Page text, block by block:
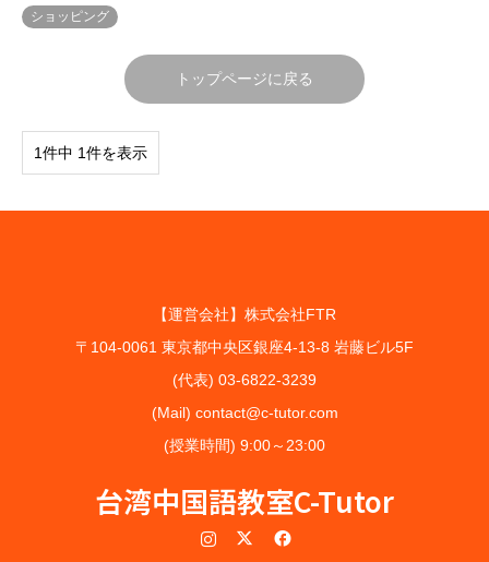
ショッピング
トップページに戻る
1件中 1件を表示
【運営会社】株式会社FTR
〒104-0061 東京都中央区銀座4-13-8 岩藤ビル5F
(代表) 03-6822-3239
(Mail) contact@c-tutor.com
(授業時間) 9:00～23:00
台湾中国語教室C-Tutor